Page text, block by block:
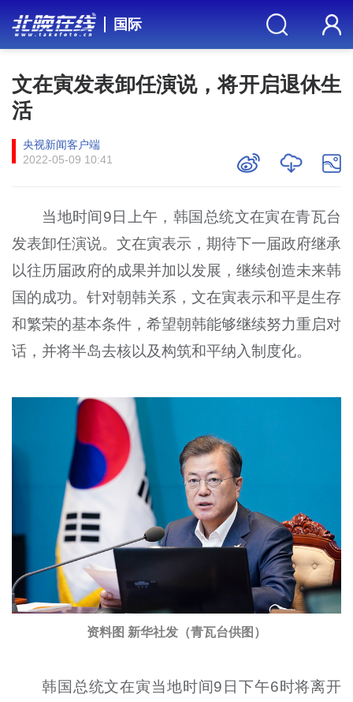
国际
文在寅发表卸任演说，将开启退休生
活
央视新闻客户端
2022-05-09 10:41
当地时间9日上午，韩国总统文在寅在青瓦台
发表卸任演说。文在寅表示，期待下一届政府继承
以往历届政府的成果并加以发展，继续创造未来韩
国的成功。针对朝韩关系，文在寅表示和平是生存
和繁荣的基本条件，希望朝韩能够继续努力重启对
话，并将半岛去核以及构筑和平纳入制度化。
资料图 新华社发（青瓦台供图）
韩国总统文在寅当地时间9日下午6时将离开